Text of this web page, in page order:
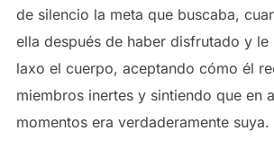
de silencio la meta que buscaba,
ella después de haber disfrutado y le
laxo el cuerpo, aceptando cómo él
miembros inertes y sintiendo que en
momentos era verdaderamente suya.